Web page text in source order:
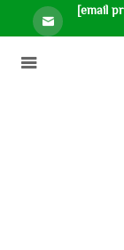
[email